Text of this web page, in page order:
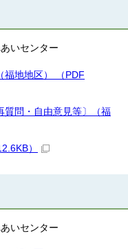
いセンター
福地地区） （PDF
質問・自由意見等〕（福
）
いセンター